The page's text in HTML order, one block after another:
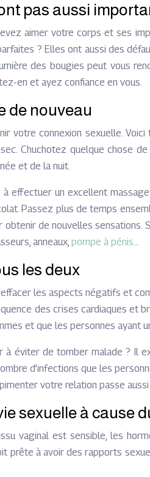
pas aussi
aimer votre corps et ses
? Elles ont aussi des
des bougies peut vous
en et ayez confiance en vous.
de nouveau
votre connexion sexuelle.
Chuchotez quelque chose
et de la nuit.
effectuer un excellent
Passez plus de temps
de nouvelles
anneaux, pompe à pénis…
les deux
les aspects négatifs et
des crises cardiaques et
et que les personnes
à éviter de tomber malade ? Il
d’infections que les
votre relation passe
sexuelle à cause
vaginal est sensible, les
prête à avoir des rapports